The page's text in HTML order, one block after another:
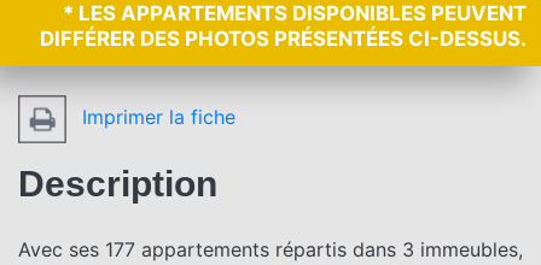
* LES APPARTEMENTS DISPONIBLES PEUVENT
DIFFÉRER DES PHOTOS PRÉSENTÉES CI-DESSUS.
Imprimer la fiche
Description
Avec ses 177 appartements répartis dans 3 immeubles,